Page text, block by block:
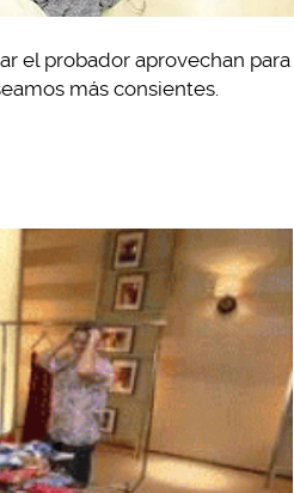
el probador aprovechan
más consientes.